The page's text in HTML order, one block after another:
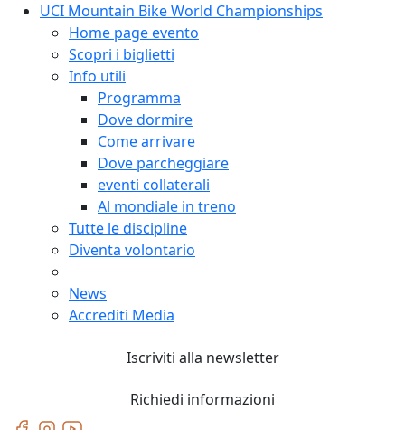
UCI Mountain Bike World Championships
Home page evento
Scopri i biglietti
Info utili
Programma
Dove dormire
Come arrivare
Dove parcheggiare
eventi collaterali
Al mondiale in treno
Tutte le discipline
Diventa volontario
News
Accrediti Media
Iscriviti alla newsletter
Richiedi informazioni